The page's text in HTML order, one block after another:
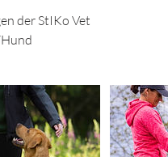
der StIKo Vet